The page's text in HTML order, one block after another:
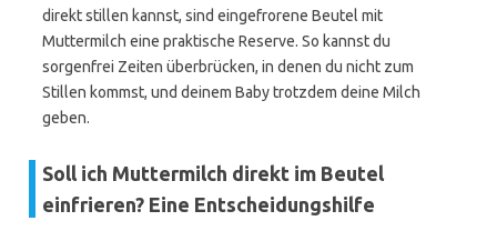
direkt stillen kannst, sind eingefrorene Beutel mit
Muttermilch eine praktische Reserve. So kannst du
sorgenfrei Zeiten überbrücken, in denen du nicht zum
Stillen kommst, und deinem Baby trotzdem deine Milch
geben.
Soll ich Muttermilch direkt im Beutel
einfrieren? Eine Entscheidungshilfe